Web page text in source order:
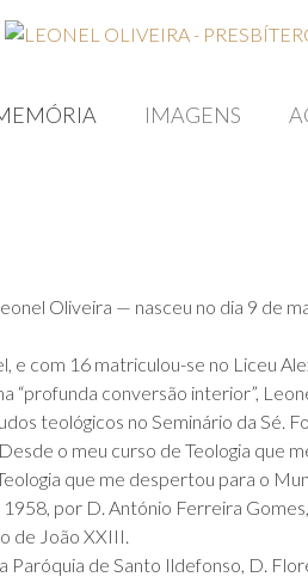
IMAGENS
Oliveira — nasceu no dia 9 de
e com 16 matriculou-se no Liceu
conversão interior”,
teológicos no Seminário da Sé.
o meu curso de Teologia que
que me despertou para o
por D. António Ferreira
de João XXIII.
de Santo Ildefonso, D.